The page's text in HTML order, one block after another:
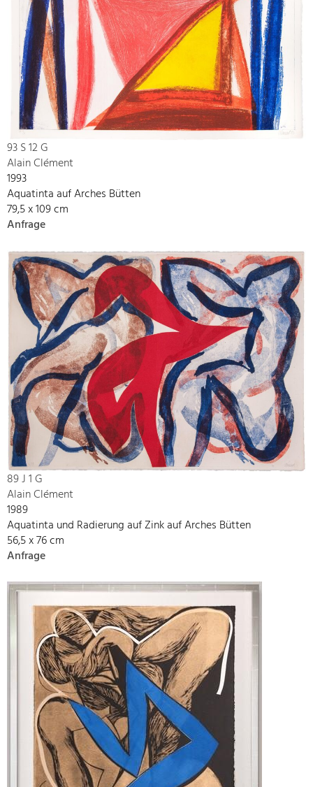
93 S 12 G
Alain Clément
1993
Aquatinta auf Arches Bütten
79,5 x 109 cm
Anfrage
89 J 1 G
Alain Clément
1989
Aquatinta und Radierung auf Zink auf Arches Bütten
56,5 x 76 cm
Anfrage